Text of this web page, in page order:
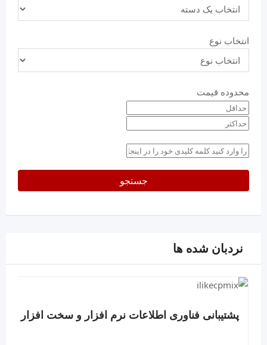
انتخاب نوع
محدوده قیمت
حداقل
قیمت
حداکثر
keyword
جستجو
نردبان شده ها
پشتیبانی فناوری اطلاعات نرم افزار و سخت افزار